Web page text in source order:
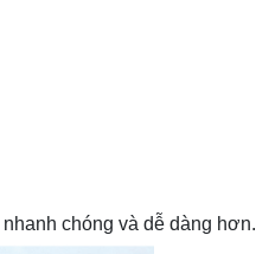
chóng và dễ dàng hơn.